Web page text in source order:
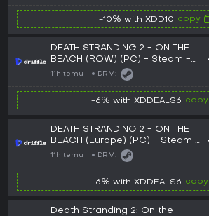
-10% with XDD10 copy
DEATH STRANDING 2 - ON THE
BEACH (ROW) (PC) - Steam -
Digital Key
11h temu DRM:
-6% with XDDEALS6 copy
DEATH STRANDING 2 - ON THE
BEACH (Europe) (PC) - Steam -
Digital Key
11h temu DRM:
-6% with XDDEALS6 copy
Death Stranding 2: On the